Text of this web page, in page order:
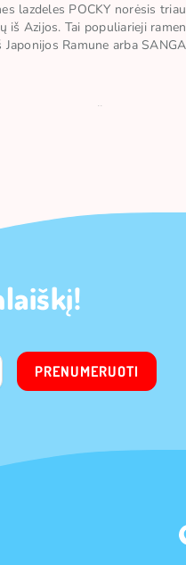
lazdeles POCKY norėsis
Azijos. Tai populiarieji
Ramune arba
jaunieji smaližiai, ir jau
Į šią dėžutę sudėjome
PRENUMERUOTI